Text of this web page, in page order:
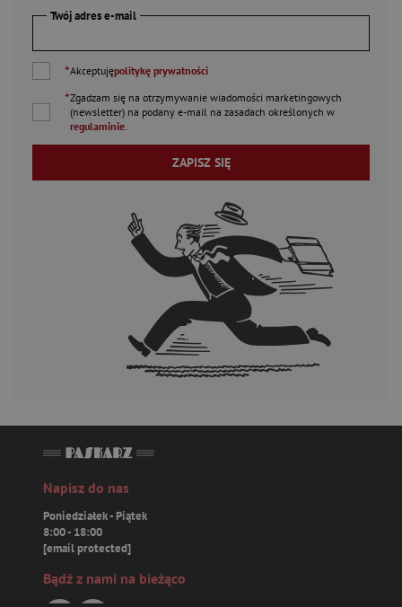
Twój adres e-mail
*Akceptujępolitykę prywatności
*Zgadzam się na otrzymywanie wiadomości marketingowych
(newsletter) na podany e-mail na zasadach określonych w
regulaminie
ZAPISZ SIĘ
Napisz do nas
Poniedziałek - Piątek
8:00 - 18:00
[email protected]
Bądź z nami na bieżąco